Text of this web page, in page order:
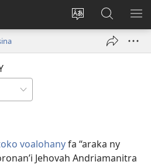
Hiova
Hiditra
(manokatra
ato
Amin’ny
voalohanyfa “araka ny
Jehovah Andriamanitra